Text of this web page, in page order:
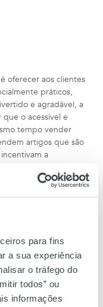
para fins
a sua experiência
o tráfego do
todos” ou
informações
oferecer aos clientes
práticos,
e agradável, a
o acessível e
tempo vender
artigos que são
a
Flying Tiger do